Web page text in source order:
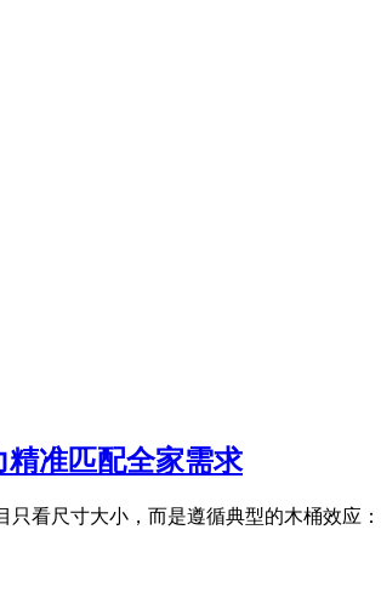
精准匹配全家需求
看尺寸大小，而是遵循典型的木桶效应